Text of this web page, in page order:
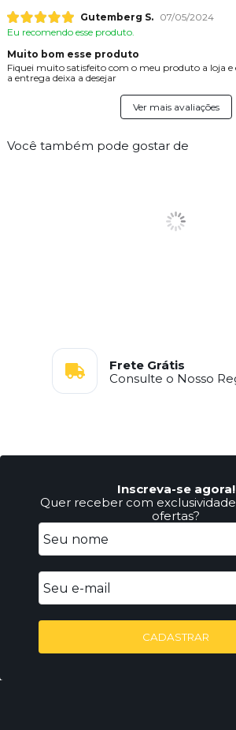
Gutemberg S.
07/05/2024
Eu recomendo esse produto.
Muito bom esse produto
Fiquei muito satisfeito com o meu produto a loja e
a entrega deixa a desejar
Ver mais avaliações
Você também pode gostar de
Frete Grátis
Consulte o Nosso
Inscreva-se agora!
Quer receber com
ofertas?
CADASTRAR